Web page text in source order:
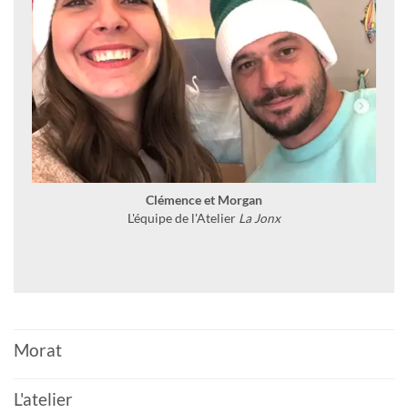
Clémence et Morgan
L'équipe de l'Atelier La Jonx
Morat
L'atelier